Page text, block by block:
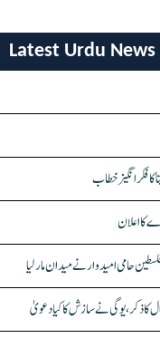
Latest Urdu News
کا فکر انگیز خطاب
کا اعلان
حامی امیدوار نے میدان مار لیا
کا ذکر، یوگی نے سازش کا کیا دعویٰ